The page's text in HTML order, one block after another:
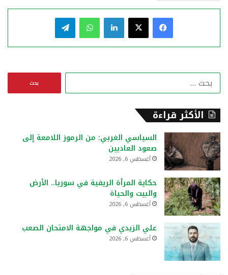
فيسبوك لينكدإن واتساب
ن
الأكثر قراءة
السياسي الغربي: من الرموز اللامعة إلى
صعود العاديين
أغسطس 6, 2026
حكاية المرأة الريفية في سوريا.. الأرض
والبيت والحياة
أغسطس 6, 2026
علي الزيدي في مواجهة الامتحان الصعب
أغسطس 6, 2026